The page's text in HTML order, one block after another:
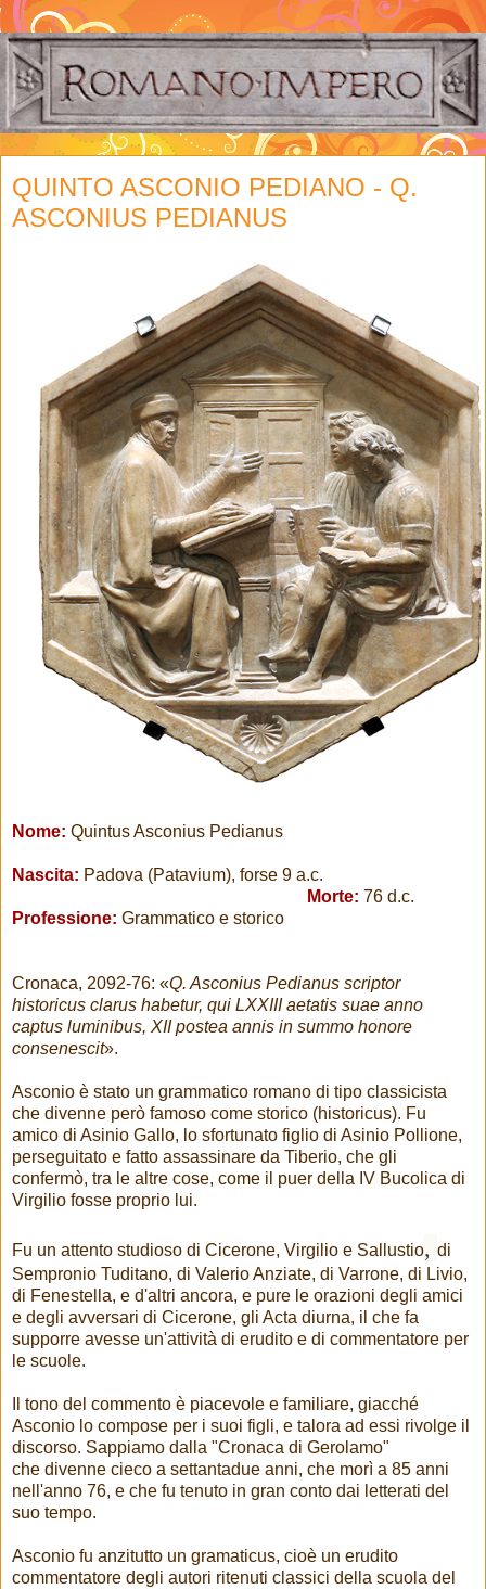
QUINTO ASCONIO PEDIANO - Q.
ASCONIUS PEDIANUS
Nome: Quintus Asconius Pedianus
Nascita: Padova (Patavium), forse 9 a.c.
Morte: 76 d.c.
Professione: Grammatico e storico
Cronaca, 2092-76: «Q. Asconius Pedianus scriptor
historicus clarus habetur, qui LXXIII aetatis suae anno
captus luminibus, XII postea annis in summo honore
consenescit».
Asconio è stato un grammatico romano di tipo classicista
che divenne però famoso come storico (historicus). Fu
amico di Asinio Gallo, lo sfortunato figlio di Asinio Pollione,
perseguitato e fatto assassinare da Tiberio, che gli
confermò, tra le altre cose, come il puer della IV Bucolica di
Virgilio fosse proprio lui.
Fu un attento studioso di Cicerone, Virgilio e Sallustio, di
Sempronio Tuditano, di Valerio Anziate, di Varrone, di Livio,
di Fenestella, e d'altri ancora, e pure le orazioni degli amici
e degli avversari di Cicerone, gli Acta diurna, il che fa
supporre avesse un'attività di erudito e di commentatore per
le scuole.
Il tono del commento è piacevole e familiare, giacché
Asconio lo compose per i suoi figli, e talora ad essi rivolge il
discorso. Sappiamo dalla "Cronaca di Gerolamo"
che divenne cieco a settantadue anni, che morì a 85 anni
nell'anno 76, e che fu tenuto in gran conto dai letterati del
suo tempo.
Asconio fu anzitutto un gramaticus, cioè un erudito
commentatore degli autori ritenuti classici della scuola del